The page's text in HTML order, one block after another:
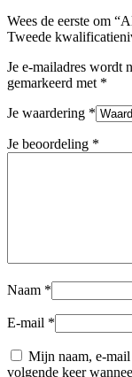
Wees de eerste om
Tweede
Je e-mailadres wordt
gemarkeerd met *
Je waardering *
Je beoordeling *
Naam *
E-mail *
Mijn naam, e-
volgende keer